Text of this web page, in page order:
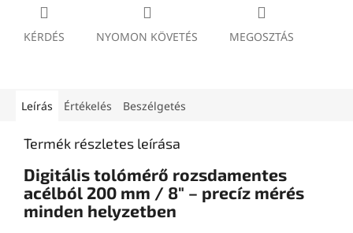
KÉRDÉS NYOMON KÖVETÉS MEGOSZTÁS
Leírás Értékelés Beszélgetés
Termék részletes leírása
Digitális tolómérő rozsdamentes
acélból 200 mm / 8″ – precíz mérés
minden helyzetben